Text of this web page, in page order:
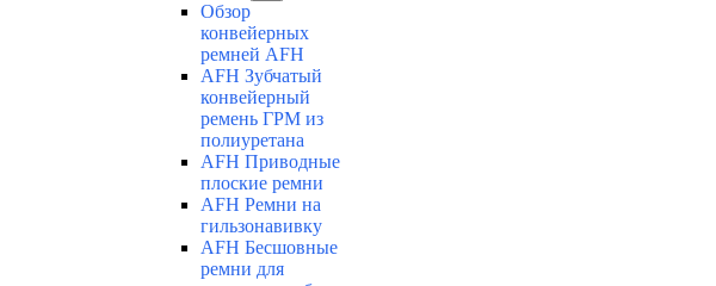
Обзор
конвейерных
ремней AFH
AFH Зубчатый
конвейерный
ремень ГРМ из
полиуретана
AFH Приводные
плоские ремни
AFH Ремни на
гильзонавивку
AFH Бесшовные
ремни для